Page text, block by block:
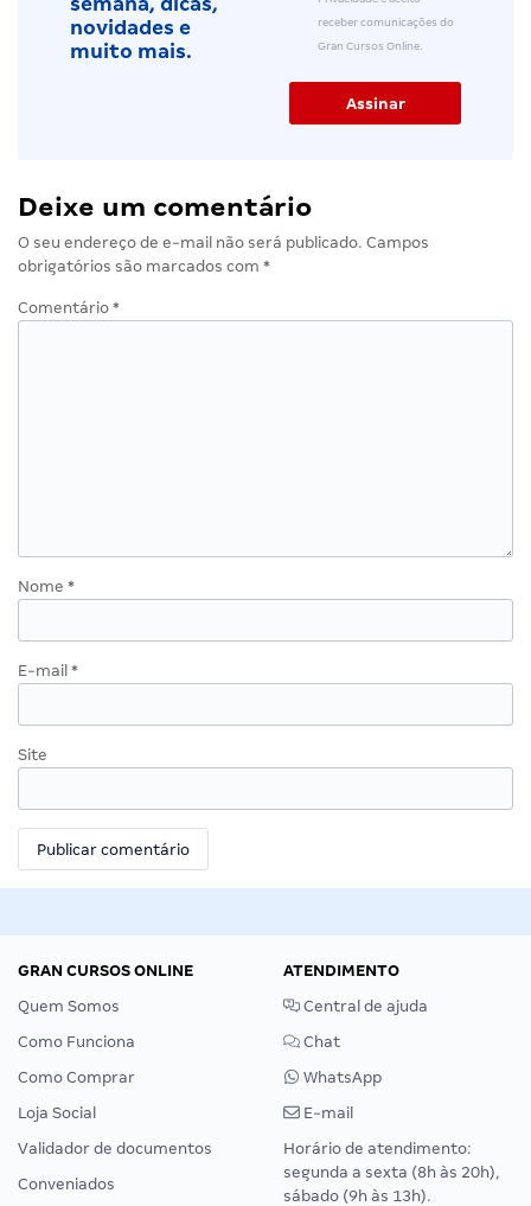
semana, dicas,
novidades e
muito mais.
receber comunicações do
Gran Cursos Online.
Deixe um comentário
O seu endereço de e-mail não será publicado. Campos
obrigatórios são marcados com *
Comentário *
Nome *
E-mail *
Site
GRAN CURSOS ONLINE
Quem Somos
Como Funciona
Como Comprar
Loja Social
Validador de documentos
Conveniados
ATENDIMENTO
Central de ajuda
Chat
WhatsApp
E-mail
Horário de atendimento:
segunda a sexta (8h às 20h),
sábado (9h às 13h).